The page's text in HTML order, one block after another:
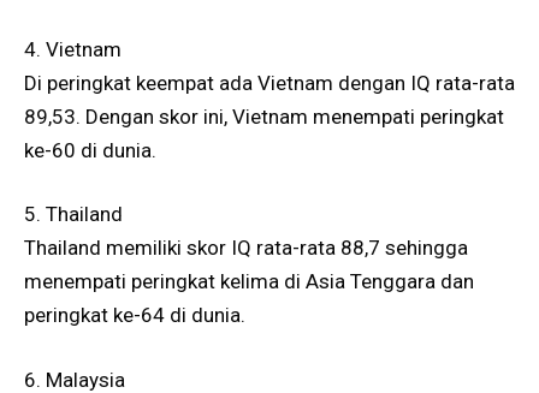
4. Vietnam
Di peringkat keempat ada Vietnam dengan IQ rata-rata
89,53. Dengan skor ini, Vietnam menempati peringkat
ke-60 di dunia.
5. Thailand
Thailand memiliki skor IQ rata-rata 88,7 sehingga
menempati peringkat kelima di Asia Tenggara dan
peringkat ke-64 di dunia.
6. Malaysia